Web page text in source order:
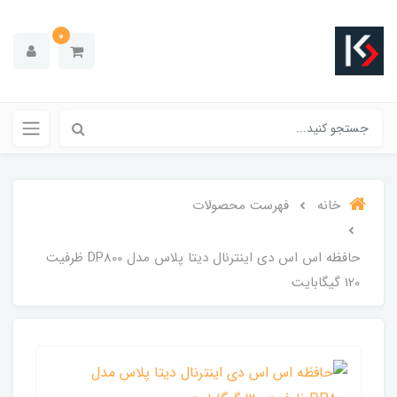
0
خانه فهرست محصولات
حافظه اس اس دی اینترنال دیتا پلاس مدل DP800 ظرفیت
120 گیگابایت